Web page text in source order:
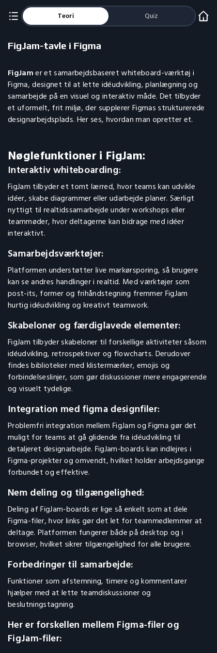
Teori Quiz
FigJam-tavle i Figma
FigJamer et samarbejdsbaseret whiteboard-værktøj i
Figma, designet til at lette idéudvikling, planlægning og
samarbejde på en visuel og interaktiv måde. Det tilbyder
et uformelt, frit miljø, der supplerer Figmas strukturerede
designarbejdsplads. Her ses, hvordan man opretter et.
Nøglefunktioner i FigJam:
Interaktiv whiteboarding:
FigJam tilbyder et tomt lærred, hvor teams kan udvikle
idéer, skabe diagrammer eller udarbejde planer. Særligt
nyttigt til realtidssamarbejde under workshops eller
teammøder, hvor deltagerne kan bidrage med idéer
interaktivt.
Samarbejdsværktøjer:
Platformen understøtter live markørsporing, så brugere
kan se andres handlinger i realtid. Med værktøjer som
post-its, former og frihåndstegning fremmer FigJam
hurtig idéudvikling og kreativt teamwork.
Skabeloner og færdiglavede elementer:
FigJam tilbyder skabeloner til forskellige aktiviteter såsom
idéudvikling, retrospektiver og flowcharts. Derudover
findes biblioteker med klistermærker, emojis og
forbindelseslinjer, som gør diskussioner mere engagerende
og visuelt tydelige.
Integration med figma designfiler:
Problemfri integration mellem FigJam og Figma gør det
muligt for teams at gå glidende fra idéudvikling til
detaljeret designarbejde. FigJam-boards kan indlejres i
Figma-projekter og omvendt, hvilket holder arbejdsgange
forbundet og effektive.
Nem deling og tilgængelighed:
Deling af FigJam-boards er lige så enkelt som at dele
Figma-filer, hvor links gør det let for teammedlemmer at
deltage. Platformen fungerer både på desktop og i
browser, hvilket sikrer tilgængelighed for alle brugere.
Forbedringer til samarbejde:
Funktioner som afstemning, timere og kommentarer
hjælper med at lette teamdiskussioner og
beslutningstagning.
Her er forskellen mellem Figma-filer og
FigJam-filer: